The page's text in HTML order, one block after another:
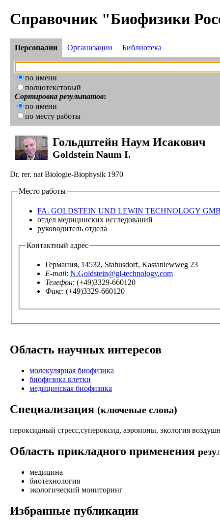
Справочник "Биофизики
Персоналии Организации Библиотека
по имени
полнотекстовый
Сортировка результатов:
по имени
по месту работы
Гольдштейн Наум Исакович
Goldstein Naum I.
Dr. rer. nat Biologie-Biophysik 1970
Место работы
FA. GOLDSTEIN UND LEWIN TECHNOLOGY
отдел медицинских исследований
руководитель отдела
Контактный адрес
Германия, 14532, Stahusdorf, Kastaniewweg 23
E-mail: N.Goldstein@gl-technology.com
Телефон: (+49)3329-660120
Факс: (+49)3329-660120
Область научных интересов
молекулярная биофизика
биофизика клетки
медицинская биофизика
Специализация (ключевые слова)
пероксидный стресс,супероксид, аэроионы, экология
Область прикладного применения
медицина
биотехнология
экологический мониторинг
Избранные публикации